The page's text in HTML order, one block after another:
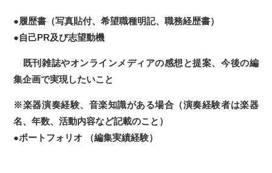
●履歴書（写真貼付、希望職種明記、職務経歴書）
●自己PR及び志望動機
既刊雑誌やオンラインメディアの感想と提案、今後の編
集企画で実現したいこと
※楽器演奏経験、音楽知識がある場合（演奏経験者は楽器
名、年数、活動内容など記載のこと）
●ポートフォリオ （編集実績経験）